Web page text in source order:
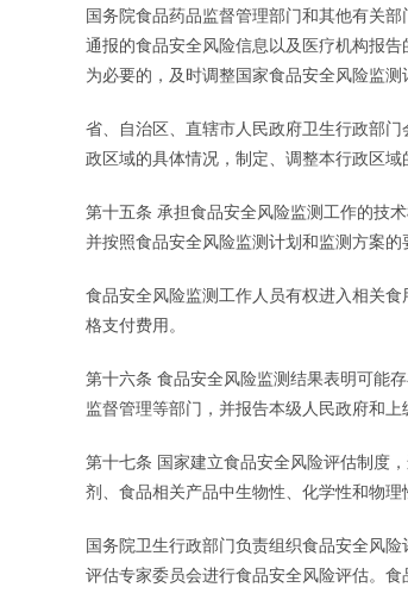
国务院食品药品监督管理部门和其他有关
通报的食品安全风险信息以及医疗机构报
为必要的，及时调整国家食品安全风险监测
省、自治区、直辖市人民政府卫生行政部
政区域的具体情况，制定、调整本行政区
第十五条 承担食品安全风险监测工作的技
并按照食品安全风险监测计划和监测方案的
食品安全风险监测工作人员有权进入相关
格支付费用。
第十六条 食品安全风险监测结果表明可能
监督管理等部门，并报告本级人民政府和
第十七条 国家建立食品安全风险评估制度
剂、食品相关产品中生物性、化学性和物理
国务院卫生行政部门负责组织食品安全风
评估专家委员会进行食品安全风险评估。